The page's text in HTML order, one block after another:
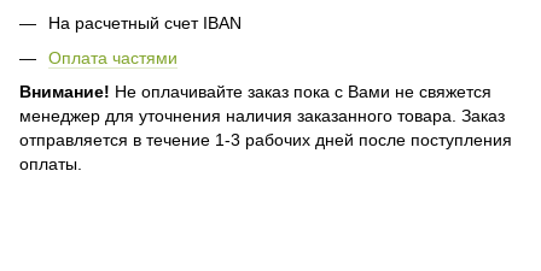
На расчетный счет IBAN
Оплата частями
Внимание! Не оплачивайте заказ пока с Вами не свяжется
менеджер для уточнения наличия заказанного товара. Заказ
отправляется в течение 1-3 рабочих дней после поступления
оплаты.